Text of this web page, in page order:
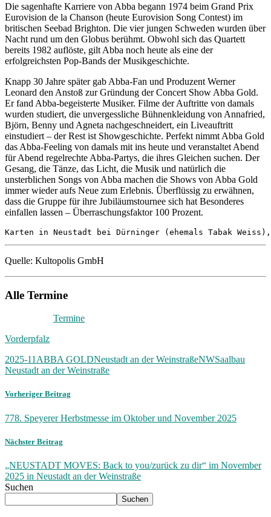
Die sagenhafte Karriere von Abba begann 1974 beim Grand Prix
Eurovision de la Chanson (heute Eurovision Song Contest) im
britischen Seebad Brighton. Die vier jungen Schweden wurden über
Nacht rund um den Globus berühmt. Obwohl sich das Quartett
bereits 1982 auflöste, gilt Abba noch heute als eine der
erfolgreichsten Pop-Bands der Musikgeschichte.
Knapp 30 Jahre später gab Abba-Fan und Produzent Werner
Leonard den Anstoß zur Gründung der Concert Show Abba Gold.
Er fand Abba-begeisterte Musiker. Filme der Auftritte von damals
wurden studiert, die unvergessliche Bühnenkleidung von Annafried,
Björn, Benny und Agneta nachgeschneidert, ein Liveauftritt
einstudiert – der Rest ist Showgeschichte. Perfekt nimmt Abba Gold
das Abba-Feeling von damals mit ins heute und veranstaltet Abend
für Abend regelrechte Abba-Partys, die ihres Gleichen suchen. Der
Gesang, die Tänze, das Licht, die Musik und natürlich die
unsterblichen Songs von Abba machen die Shows von Abba Gold
immer wieder aufs Neue zum Erlebnis. Überflüssig zu erwähnen,
dass die Gruppe für ihre Jubiläumstournee sich hat Besonderes
einfallen lassen – Überraschungsfaktor 100 Prozent.
Karten in Neustadt bei Dürninger (ehemals Tabak
Quelle: Kultopolis GmbH
Alle Termine
Termine
Vorderpfalz
2025-11 ABBA GOLDNeustadt an der WeinstraßeNWSaalbau
Neustadt an der Weinstraße
Vorheriger Beitrag
778. Speyerer Herbstmesse im Oktober und November 2025
Nächster Beitrag
„NEUSTADT MOVES: Back to you/zurück zu dir“ im November
2025 in Neustadt an der Weinstraße
Suchen
Suchen